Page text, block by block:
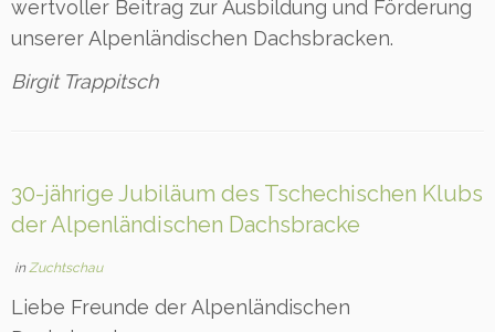
wertvoller Beitrag zur Ausbildung und Förderung
unserer Alpenländischen Dachsbracken.
Birgit Trappitsch
30-jährige Jubiläum des Tschechischen Klubs
der Alpenländischen Dachsbracke
inZuchtschau
Liebe Freunde der Alpenländischen